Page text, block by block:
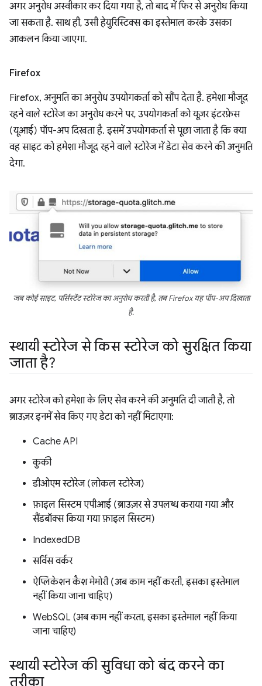
अगर अनुरोध अस्वीकार कर दिया गया है, तो बाद में फिर से अनुरोध किया
जा सकता है. साथ ही, उसी हेयुरिस्टिक्स का इस्तेमाल करके उसका
आकलन किया जाएगा.
Firefox
Firefox, अनुमति का अनुरोध उपयोगकर्ता को सौंप देता है. हमेशा मौजूद
रहने वाले स्टोरेज का अनुरोध करने पर, उपयोगकर्ता को यूज़र इंटरफ़ेस
(यूआई) पॉप-अप दिखता है. इसमें उपयोगकर्ता से पूछा जाता है कि क्या
वह साइट को हमेशा मौजूद रहने वाले स्टोरेज में डेटा सेव करने की अनुमति
देगा.
जब कोई साइट, पर्सिस्टेंट स्टोरेज का अनुरोध करती है, तब Firefox यह पॉप-अप दिखाता
है.
स्थायी स्टोरेज से किस स्टोरेज को सुरक्षित किया
जाता है?
अगर स्टोरेज को हमेशा के लिए सेव करने की अनुमति दी जाती है, तो
ब्राउज़र इनमें सेव किए गए डेटा को नहीं मिटाएगा:
Cache API
कुकी
डीओएम स्टोरेज (लोकल स्टोरेज)
फ़ाइल सिस्टम एपीआई (ब्राउज़र से उपलब्ध कराया गया और
सैंडबॉक्स किया गया फ़ाइल सिस्टम)
IndexedDB
सर्विस वर्कर
ऐप्लिकेशन कैश मेमोरी (अब काम नहीं करती, इसका इस्तेमाल
नहीं किया जाना चाहिए)
WebSQL (अब काम नहीं करता, इसका इस्तेमाल नहीं किया
जाना चाहिए)
स्थायी स्टोरेज की सुविधा को बंद करने का
तरीका